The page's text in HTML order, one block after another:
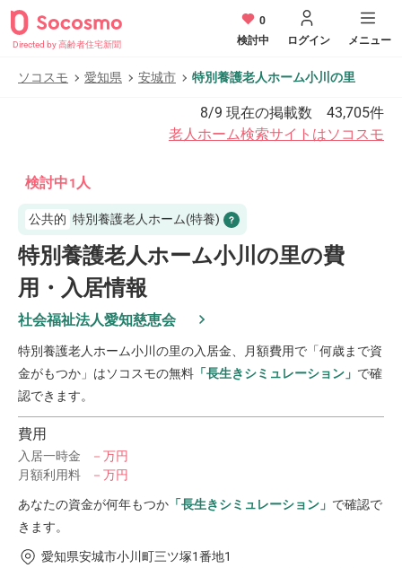
Directed by 高齢者住宅新聞
0
検討中
ログイン メニュー
ソコスモ 愛知県 安城市 特別養護老人ホーム小川の里
8/9 現在の掲載数 43,705件
老人ホーム検索サイトはソコスモ
検討中1 人
公共的 特別養護老人ホーム(特養)
特別養護老人ホーム小川の里の費
用・入居情報
社会福祉法人愛知慈恵会
特別養護老人ホーム小川の里の入居金、月額費用で「何歳まで資
金がもつか」はソコスモの無料 「長生きシミュレーション」 で確
認できます。
費用
入居一時金
－万円
月額利用料
－万円
あなたの資金が何年もつか 「長生きシミュレーション」 で確認で
きます。
愛知県安城市小川町三ツ塚1番地1